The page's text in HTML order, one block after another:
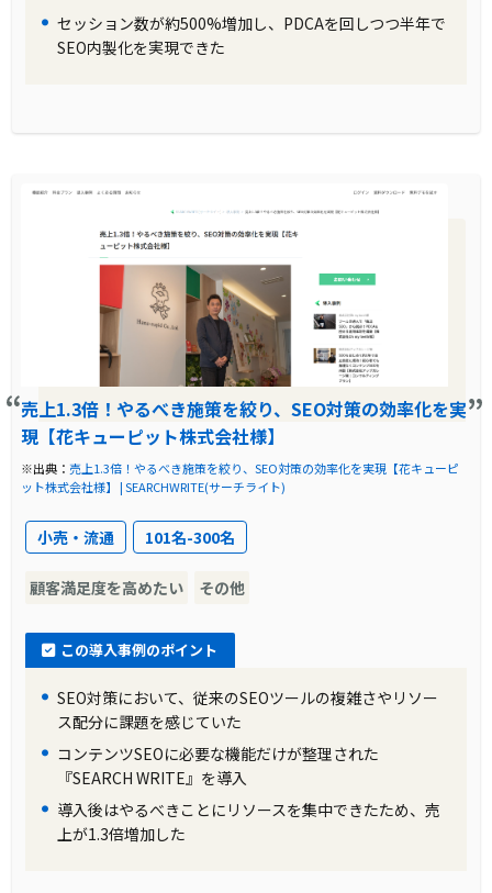
セッション数が約500%増加し、PDCAを回しつつ半年で
SEO内製化を実現できた
売上1.3倍！やるべき施策を絞り、SEO対策の効率化を実
現【花キューピット株式会社様】
※出典：売上1.3倍！やるべき施策を絞り、SEO対策の効率化を実現【花キューピ
ット株式会社様】 | SEARCHWRITE(サーチライト)
小売・流通 101名-300名
顧客満足度を高めたい その他
この導入事例のポイント
SEO対策において、従来のSEOツールの複雑さやリソー
ス配分に課題を感じていた
コンテンツSEOに必要な機能だけが整理された
『SEARCH WRITE』を導入
導入後はやるべきことにリソースを集中できたため、売
上が1.3倍増加した